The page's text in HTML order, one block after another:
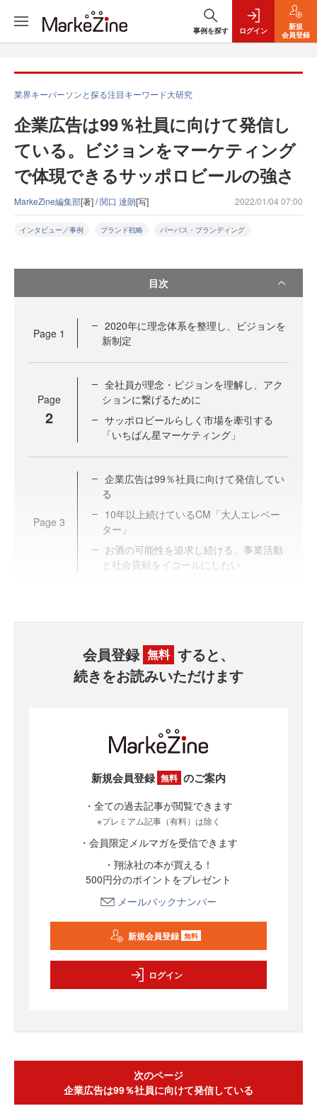
事例を探す ログイン
新規
会員登録
業界キーパーソンと探る注目キーワード大研究
企業広告は99％社員に向けて発信し
ている。ビジョンをマーケティング
で体現できるサッポロビールの強さ
MarkeZine編集部[著] /関口 達朗[写] 2022/01/04 07:00
インタビュー／事例 ブランド戦略 パーパス・ブランディング
目次
Page 1
2020年に理念体系を整理し、ビジョンを
新制定
Page
2
全社員が理念・ビジョンを理解し、アク
ションに繋げるために
サッポロビールらしく市場を牽引する
「いちばん星マーケティング」
Page 3
企業広告は99％社員に向けて発信してい
る
10年以上続けているCM「大人エレベー
ター」
お酒の可能性を追求し続ける。事業活動
と社会貢献をイコールにしたい
会員登録 無料 すると、
続きをお読みいただけます
新規会員登録 無料 のご案内
・全ての過去記事が閲覧できます
※プレミアム記事（有料）は除く
・会員限定メルマガを受信できます
・翔泳社の本が買える！
500円分のポイントをプレゼント
メールバックナンバー
新規会員登録 無料
ログイン
次のページ
企業広告は99％社員に向けて発信している